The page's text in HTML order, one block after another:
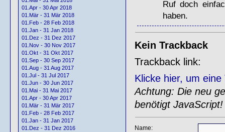
01.Apr - 30 Apr 2018
01.Mär - 31 Mär 2018
01.Feb - 28 Feb 2018
01.Jan - 31 Jan 2018
01.Dez - 31 Dez 2017
01.Nov - 30 Nov 2017
01.Okt - 31 Okt 2017
01.Sep - 30 Sep 2017
01.Aug - 31 Aug 2017
01.Jul - 31 Jul 2017
01.Jun - 30 Jun 2017
01.Mai - 31 Mai 2017
01.Apr - 30 Apr 2017
01.Mär - 31 Mär 2017
01.Feb - 28 Feb 2017
01.Jan - 31 Jan 2017
01.Dez - 31 Dez 2016
Ruf doch
haben.
Kein Trackback
Trackback link:
Klicke hier, um
Achtung: Die neu
benötigt JavaScript!
Name: